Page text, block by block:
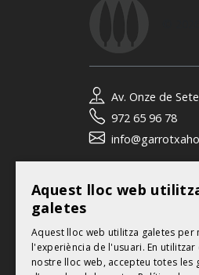
Av. Onze de
972 65 96 78
David Coloma
Neus Giménez
Contacte
Aquest lloc web
galetes
Aquest lloc web utilitza galetes per
l'experiència de l'usuari. En utilitzar
nostre lloc web, accepteu totes les